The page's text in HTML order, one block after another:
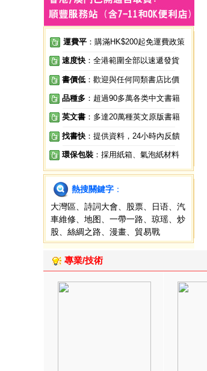
運費平 ：購滿HK$200起免運費政策
速度快 ：全港範圍全部以速遞發貨
書價低 ：歡迎與任何同類書店比價
品種多 ：超過90多萬各类中文書籍
英文書 ：多達20萬種英文原版書籍
找書快 ：提供資料，24小時內反饋
環保包裝 ：採用紙箱、氣泡紙材料
熱搜關鍵字 ：
大灣區
詩詞大會 股票 日语
汽
車維修
地图 一帶一路 琼瑶
炒
股
絲綢之路 漫畫 貿易戰
專業/技術